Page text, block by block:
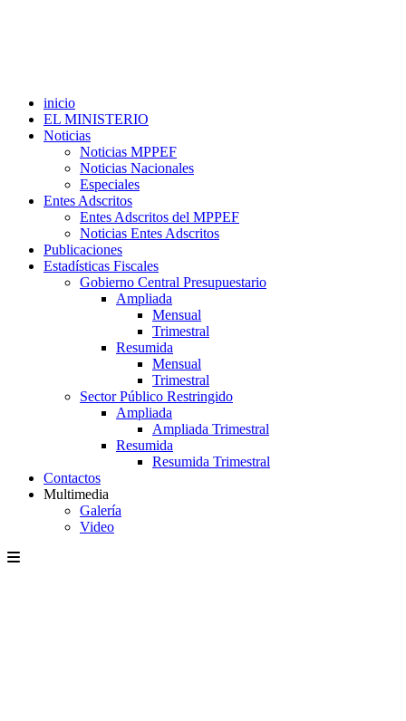
inicio
EL MINISTERIO
Noticias
Noticias MPPEF
Noticias Nacionales
Especiales
Entes Adscritos
Entes Adscritos del MPPEF
Noticias Entes Adscritos
Publicaciones
Estadísticas Fiscales
Gobierno Central Presupuestario
Ampliada
Mensual
Trimestral
Resumida
Mensual
Trimestral
Sector Público Restringido
Ampliada
Ampliada Trimestral
Resumida
Resumida Trimestral
Contactos
Multimedia
Galería
Video